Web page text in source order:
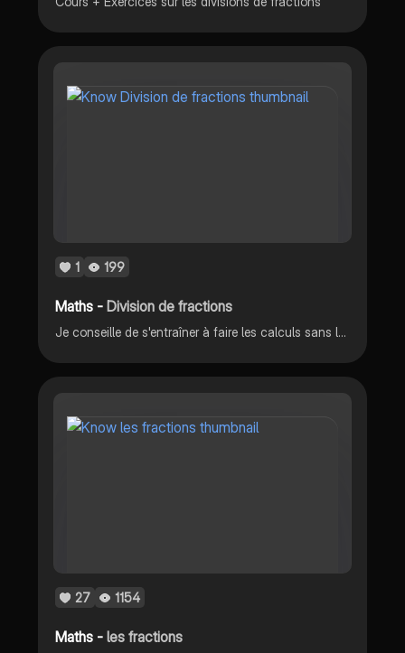
1 199
Maths -Division de fractions
Je conseille de s'entraîner à faire les calculs sans la feuille donner dans mon exemple pour essayer d'avoir une meilleure note. N'hésitez pas si vous avez des questions et ça fait toujours plaisir quand on s'abonne. Bonne révisions !
27 1154
Maths -les fractions